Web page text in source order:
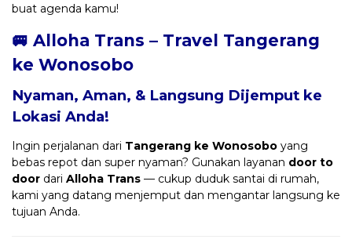
buat agenda kamu!
🚐 Alloha Trans – Travel Tangerang
ke Wonosobo
Nyaman, Aman, & Langsung Dijemput ke
Lokasi Anda!
Ingin perjalanan dari Tangerang ke Wonosobo yang
bebas repot dan super nyaman? Gunakan layanan door to
door dari Alloha Trans — cukup duduk santai di rumah,
kami yang datang menjemput dan mengantar langsung ke
tujuan Anda.